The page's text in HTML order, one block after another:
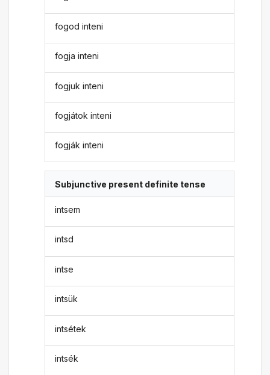
fogod inteni
fogja inteni
fogjuk inteni
fogjátok inteni
fogják inteni
Subjunctive present definite tense
intsem
intsd
intse
intsük
intsétek
intsék